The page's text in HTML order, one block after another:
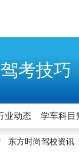
驾考技巧
业动态 学车科目
东方时尚驾校资讯